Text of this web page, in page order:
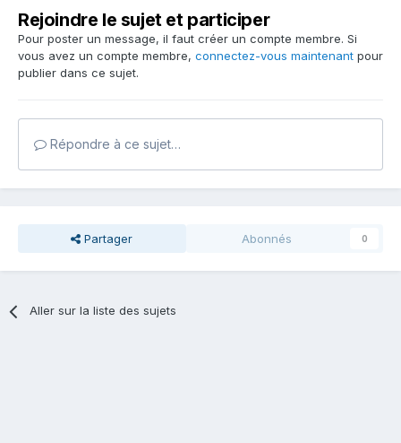
Rejoindre le sujet et participer
Pour poster un message, il faut créer un compte membre. Si
vous avez un compte membre, connectez-vous maintenant pour
publier dans ce sujet.
Répondre à ce sujet…
Partager Abonnés 0
Aller sur la liste des sujets